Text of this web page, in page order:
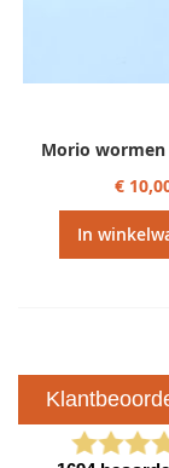
Morio wormen
€
In